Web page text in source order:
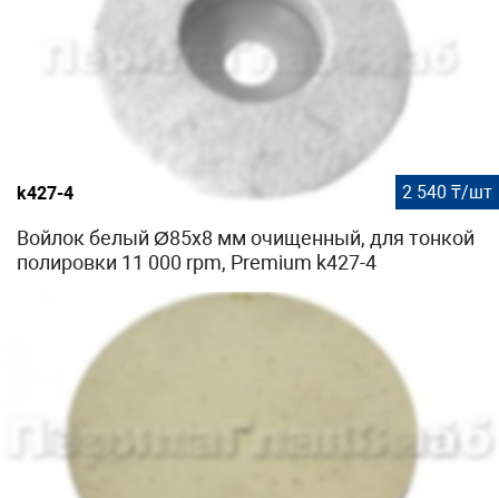
k427-4 2 540 ₸/шт
Войлок белый Ø85х8 мм очищенный, для тонкой
полировки 11 000 rpm, Premium k427-4